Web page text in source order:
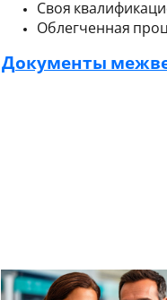
Своя
Облегченная
Документы